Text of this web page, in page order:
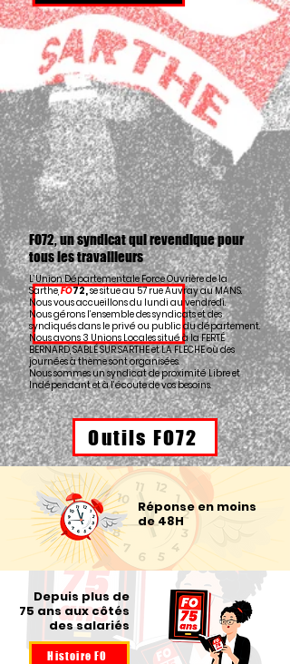
FO72, un syndicat qui revendique pour
tous les travailleurs
L’Union Départementale Force Ouvrière de la
Sarthe,FO72,se situe au 57 rue Auvray au MANS.
Nous vous accueillons du lundi au vendredi.
Nous gérons l’ensemble des syndicats et des
syndiqués dans le privé ou public du département.
Nous avons 3 Unions Locales situé à la FERTÉ
BERNARD, SABLÉ SUR SARTHE et LA FLECHE où des
journées à thème sont organisées.
Nous sommes un syndicat de proximité Libre et
Indépendant et à l’écoute de vos besoins.
Outils FO72
Réponse en moins
de 48H
Depuis plus de
75 ans aux côtés
des salariés
Histoire FO